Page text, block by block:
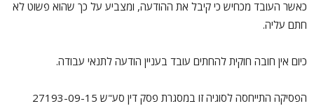
כאשר העובד מכחיש כי קיבל את ההודעה, ומצביע על כך שהוא פשוט לא
חתם עליה.
כיום אין חובה חוקית להחתים עובד בעניין הודעה לתנאי עבודה.
הפסיקה התייחסה לסוגיה זו במסגרת פסק דין סע"ש 27193-09-15